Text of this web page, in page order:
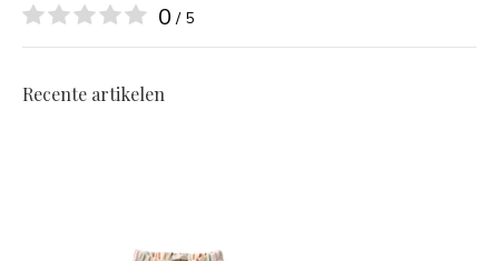
0 / 5
Recente artikelen